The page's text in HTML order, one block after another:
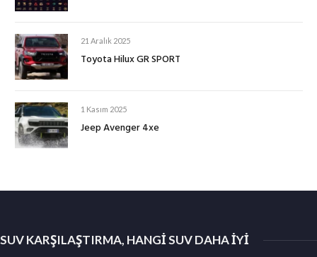
21 Aralık 2025
Toyota Hilux GR SPORT
1 Kasım 2025
Jeep Avenger 4xe
SUV KARŞILAŞTIRMA, HANGI SUV DAHA İYI